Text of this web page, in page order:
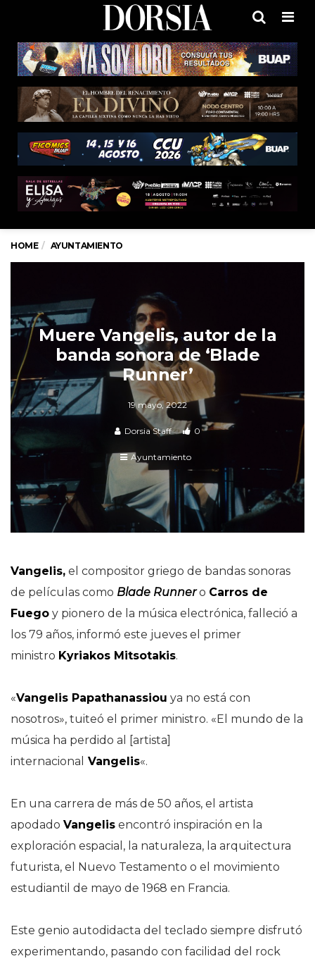
HOME AYUNTAMIENTO
Muere Vangelis, autor de la
banda sonora de ‘Blade
Runner’
19 mayo, 2022
Dorsia Staff 0
Ayuntamiento
Vangelis, el compositor griego de bandas sonoras
de películas como Blade Runnero Carros de
Fuego y pionero de la música electrónica, falleció a
los 79 años, informó este jueves el primer
ministro Kyriakos Mitsotakis.
«Vangelis Papathanassiou ya no está con
nosotros», tuiteó el primer ministro. «El mundo de la
música ha perdido al [artista]
internacional Vangelis«.
En una carrera de más de 50 años, el artista
apodado Vangelis encontró inspiración en la
exploración espacial, la naturaleza, la arquitectura
futurista, el Nuevo Testamento o el movimiento
estudiantil de mayo de 1968 en Francia.
Este genio autodidacta del teclado siempre disfrutó
experimentando, pasando con facilidad del rock